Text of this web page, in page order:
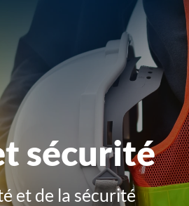
sécurité
et de la sécurité